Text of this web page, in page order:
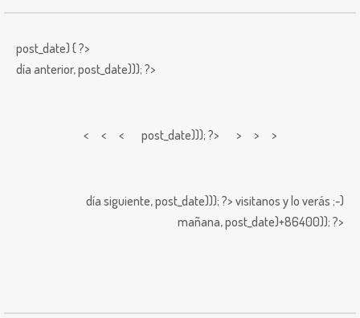
post_date) { ?>
día anterior,post_date))); ?>
< < < post_date))); ?> > > >
día siguiente,post_date))); ?> visitanos y lo verás ;-)
mañana,post_date)+86400)); ?>